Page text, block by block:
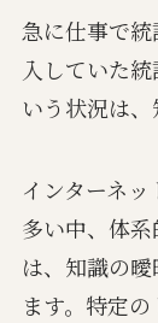
急に仕事で
入していた
いう状況は、
インターネ
多い中、体
は、知識の
ます。特定